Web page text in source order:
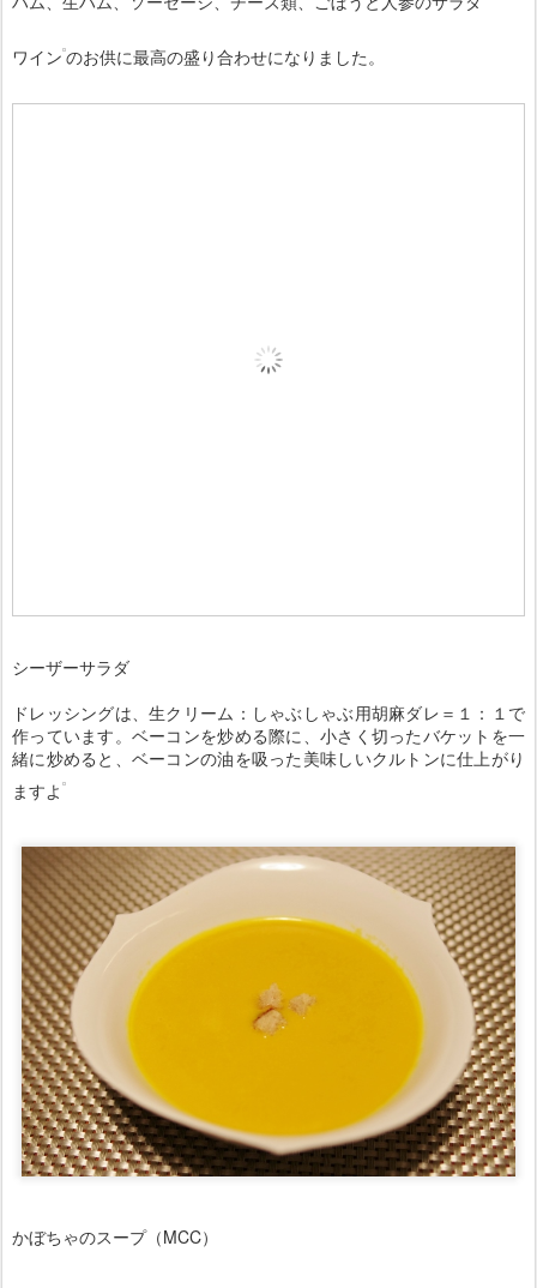
ワイン のお供に最高の盛り合わせになりました。
シーザーサラダ
ドレッシングは、生クリーム：しゃぶしゃぶ用胡麻ダレ＝１：１で
作っています。ベーコンを炒める際に、小さく切ったバケットを一
緒に炒めると、ベーコンの油を吸った美味しいクルトンに仕上がり
ますよ
かぼちゃのスープ（MCC）